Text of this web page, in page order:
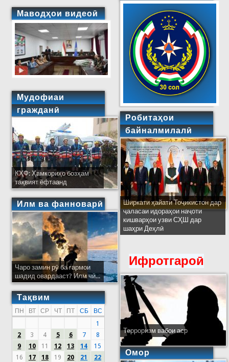
Маводҳои видеоӣ
Мудофиаи
гражданӣ
КҲФ: Ҳамкориҳо бозҳам
тақвият ёфтаанд
Илм ва фанноварӣ
Чаро замин рӯ ба гармои
шадид овардааст? Илм чӣ...
Тақвим
ПН ВТ СР ЧТ ПТ СБ
ВС
1
2
3 4 5 6 7
8
9
10 11 12 13 14
15
16
17 18 19 20 21
22
Робитаҳои
байналмилалӣ
Ширкати ҳайати Тоҷикистон дар
ҷаласаи идораҳои наҷоти
кишварҳои узви СҲШ дар
шаҳри Деҳлӣ
Ифротгароӣ
Терроризм вабои аср
Омор